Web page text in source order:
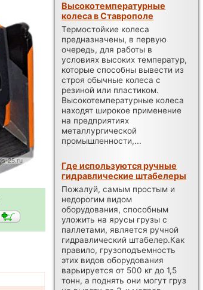
Высокотемпературные
колеса в Ставрополе
Термостойкие колеса
предназначены, в первую
очередь, для работы в
условиях высоких температур,
которые способны вывести из
строя обычные колеса с
резиной или пластиком.
Высокотемпературные колеса
находят широкое применение
на предприятиях
металлургической
промышленности,...
Где используются ручные
гидравлические штабелеры
Пожалуй, самым простым и
недорогим видом
оборудования, способным
уложить на ярусы грузы с
паллетами, является ручной
гидравлический штабелер.Как
правило, грузоподъемность
этих видов оборудования
варьируется от 500 кг до 1,5
тонн, а поднять они могут груз